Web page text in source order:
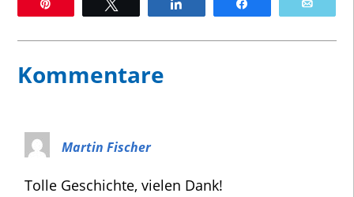
Kommentare
Martin Fischer
Tolle Geschichte, vielen Dank!